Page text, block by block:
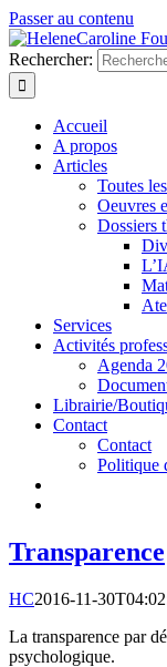
Passer au contenu
Rechercher:
Accueil
A propos
Articles
Toutes
Oeuvres
Dossiers
Services
Activités
Agenda
Librairie/
Contact
Contact
Politique
Transparence
HC2016-11-
La transparence par
psychologique.